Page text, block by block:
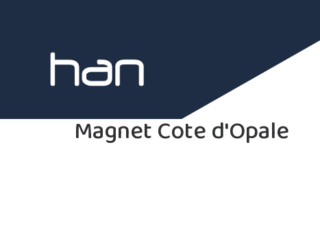
Magnet Cote d'Opale